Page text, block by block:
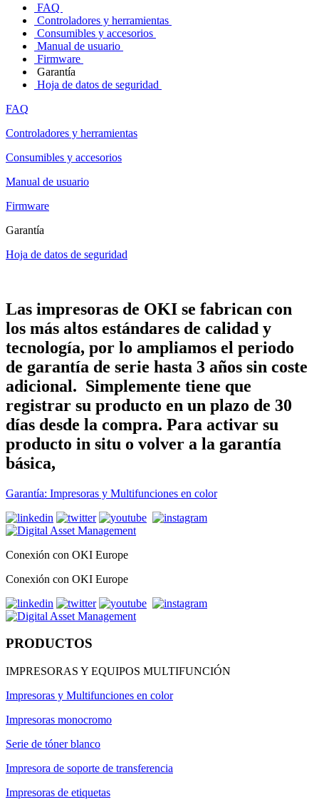
FAQ
Controladores y herramientas
Consumibles y accesorios
Manual de usuario
Firmware
Garantía
Hoja de datos de seguridad
FAQ
Controladores y herramientas
Consumibles y accesorios
Manual de usuario
Firmware
Garantía
Hoja de datos de seguridad
Las impresoras de OKI se fabrican con
los más altos estándares de calidad y
tecnología, por lo ampliamos el periodo
de garantía de serie hasta 3 años sin coste
adicional. Simplemente tiene que
registrar su producto en un plazo de 30
días desde la compra. Para activar su
producto in situ o volver a la garantía
básica,
Garantía: Impresoras y Multifunciones en color
Conexión con OKI Europe
Conexión con OKI Europe
PRODUCTOS
IMPRESORAS Y EQUIPOS MULTIFUNCIÓN
Impresoras y Multifunciones en color
Impresoras monocromo
Serie de tóner blanco
Impresora de soporte de transferencia
Impresoras de etiquetas